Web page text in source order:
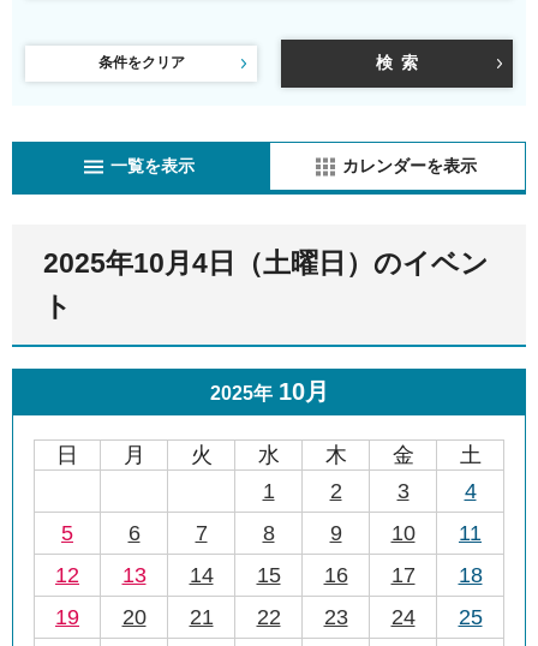
条件をクリア
一覧を表示 カレンダーを表示
2025年10月4日（土曜日）のイベン
ト
2025年 10月
日 月 火 水 木 金
土
1
2 3
4
5
6 7 8 9 10
11
12
13 14 15 16 17
18
19
20 21 22 23 24
25